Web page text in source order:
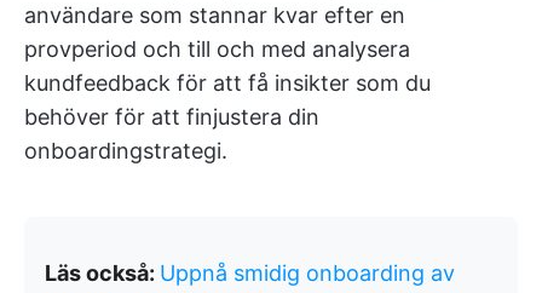
användare som stannar kvar efter en
provperiod och till och med analysera
kundfeedback för att få insikter som du
behöver för att finjustera din
onboardingstrategi.
Läs också: Uppnå smidig onboarding av